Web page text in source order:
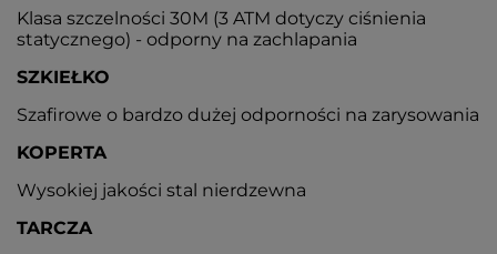
Klasa szczelności 30M (3 ATM dotyczy ciśnienia
statycznego) - odporny na zachlapania
SZKIEŁKO
Szafirowe o bardzo dużej odporności na zarysowania
KOPERTA
Wysokiej jakości stal nierdzewna
TARCZA